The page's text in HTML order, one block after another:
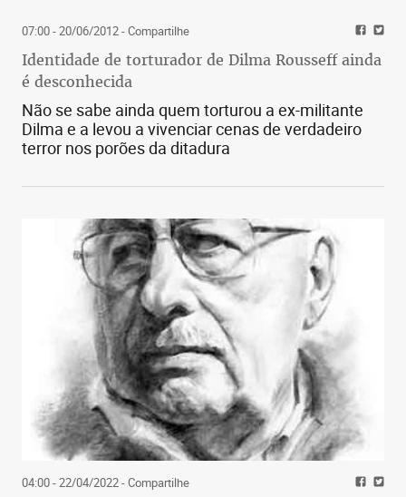
07:00 - 20/06/2012- Compartilhe
Identidade de torturador de Dilma Rousseff ainda
é desconhecida
Não se sabe ainda quem torturou a ex-militante
Dilma e a levou a vivenciar cenas de verdadeiro
terror nos porões da ditadura
04:00 - 22/04/2022- Compartilhe